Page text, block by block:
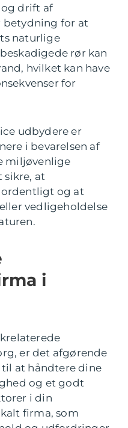
drift af
betydning for at
naturlige
rør kan
hvilket kan have
for
udbydere er
i bevarelsen af
miljøvenlige
sikre, at
ordentligt og at
vedligeholdelse
i
er det afgørende
at håndtere dine
og et godt
i din
firma, som